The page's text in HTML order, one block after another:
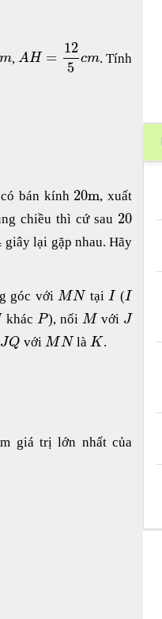
m,AH =
12
5
cm. Tính
bán kính 20m, xuất
chiều thì cứ sau 20
giây lại gặp nhau. Hãy
góc với MNtạiI(I
khác P), nốiMvới J
JQ vớiMNlàK .
giá trị lớn nhất của